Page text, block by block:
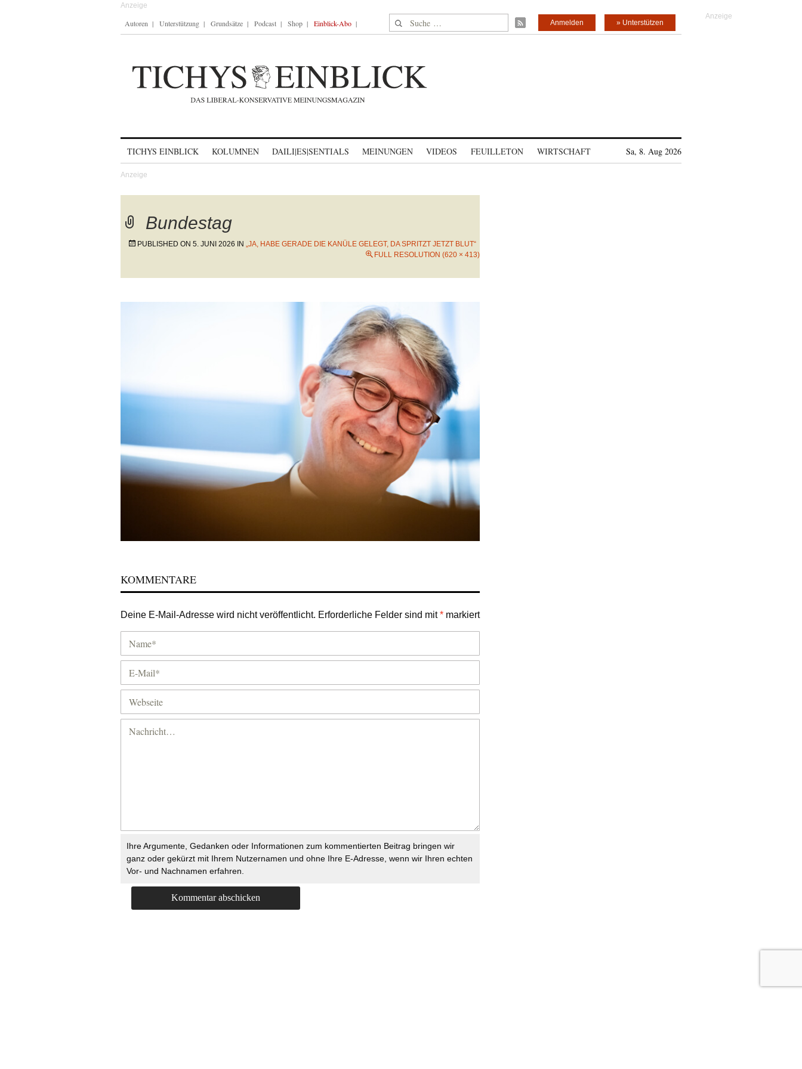
Autoren Unterstützung Grundsätze Podcast Shop Einblick-Abo Suche nach: » Unterstützen
Anmelden
TICHYS EINBLICK KOLUMNEN DAILI|ES|SENTIALS MEINUNGEN VIDEOS FEUILLETON WIRTSCHAFT Sa, 8. Aug 2026
Bundestag
PUBLISHED ON 5. JUNI 2026 IN „JA, HABE GERADE DIE KANÜLE GELEGT, DA SPRITZT JETZT BLUT“
FULL RESOLUTION (620 × 413)
KOMMENTARE
Deine E-Mail-Adresse wird nicht veröffentlicht. Erforderliche Felder sind mit* markiert
Ihre Argumente, Gedanken oder Informationen zum kommentierten Beitrag bringen wir
ganz oder gekürzt mit Ihrem Nutzernamen und ohne Ihre E-Adresse, wenn wir Ihren echten
Vor- und Nachnamen erfahren.